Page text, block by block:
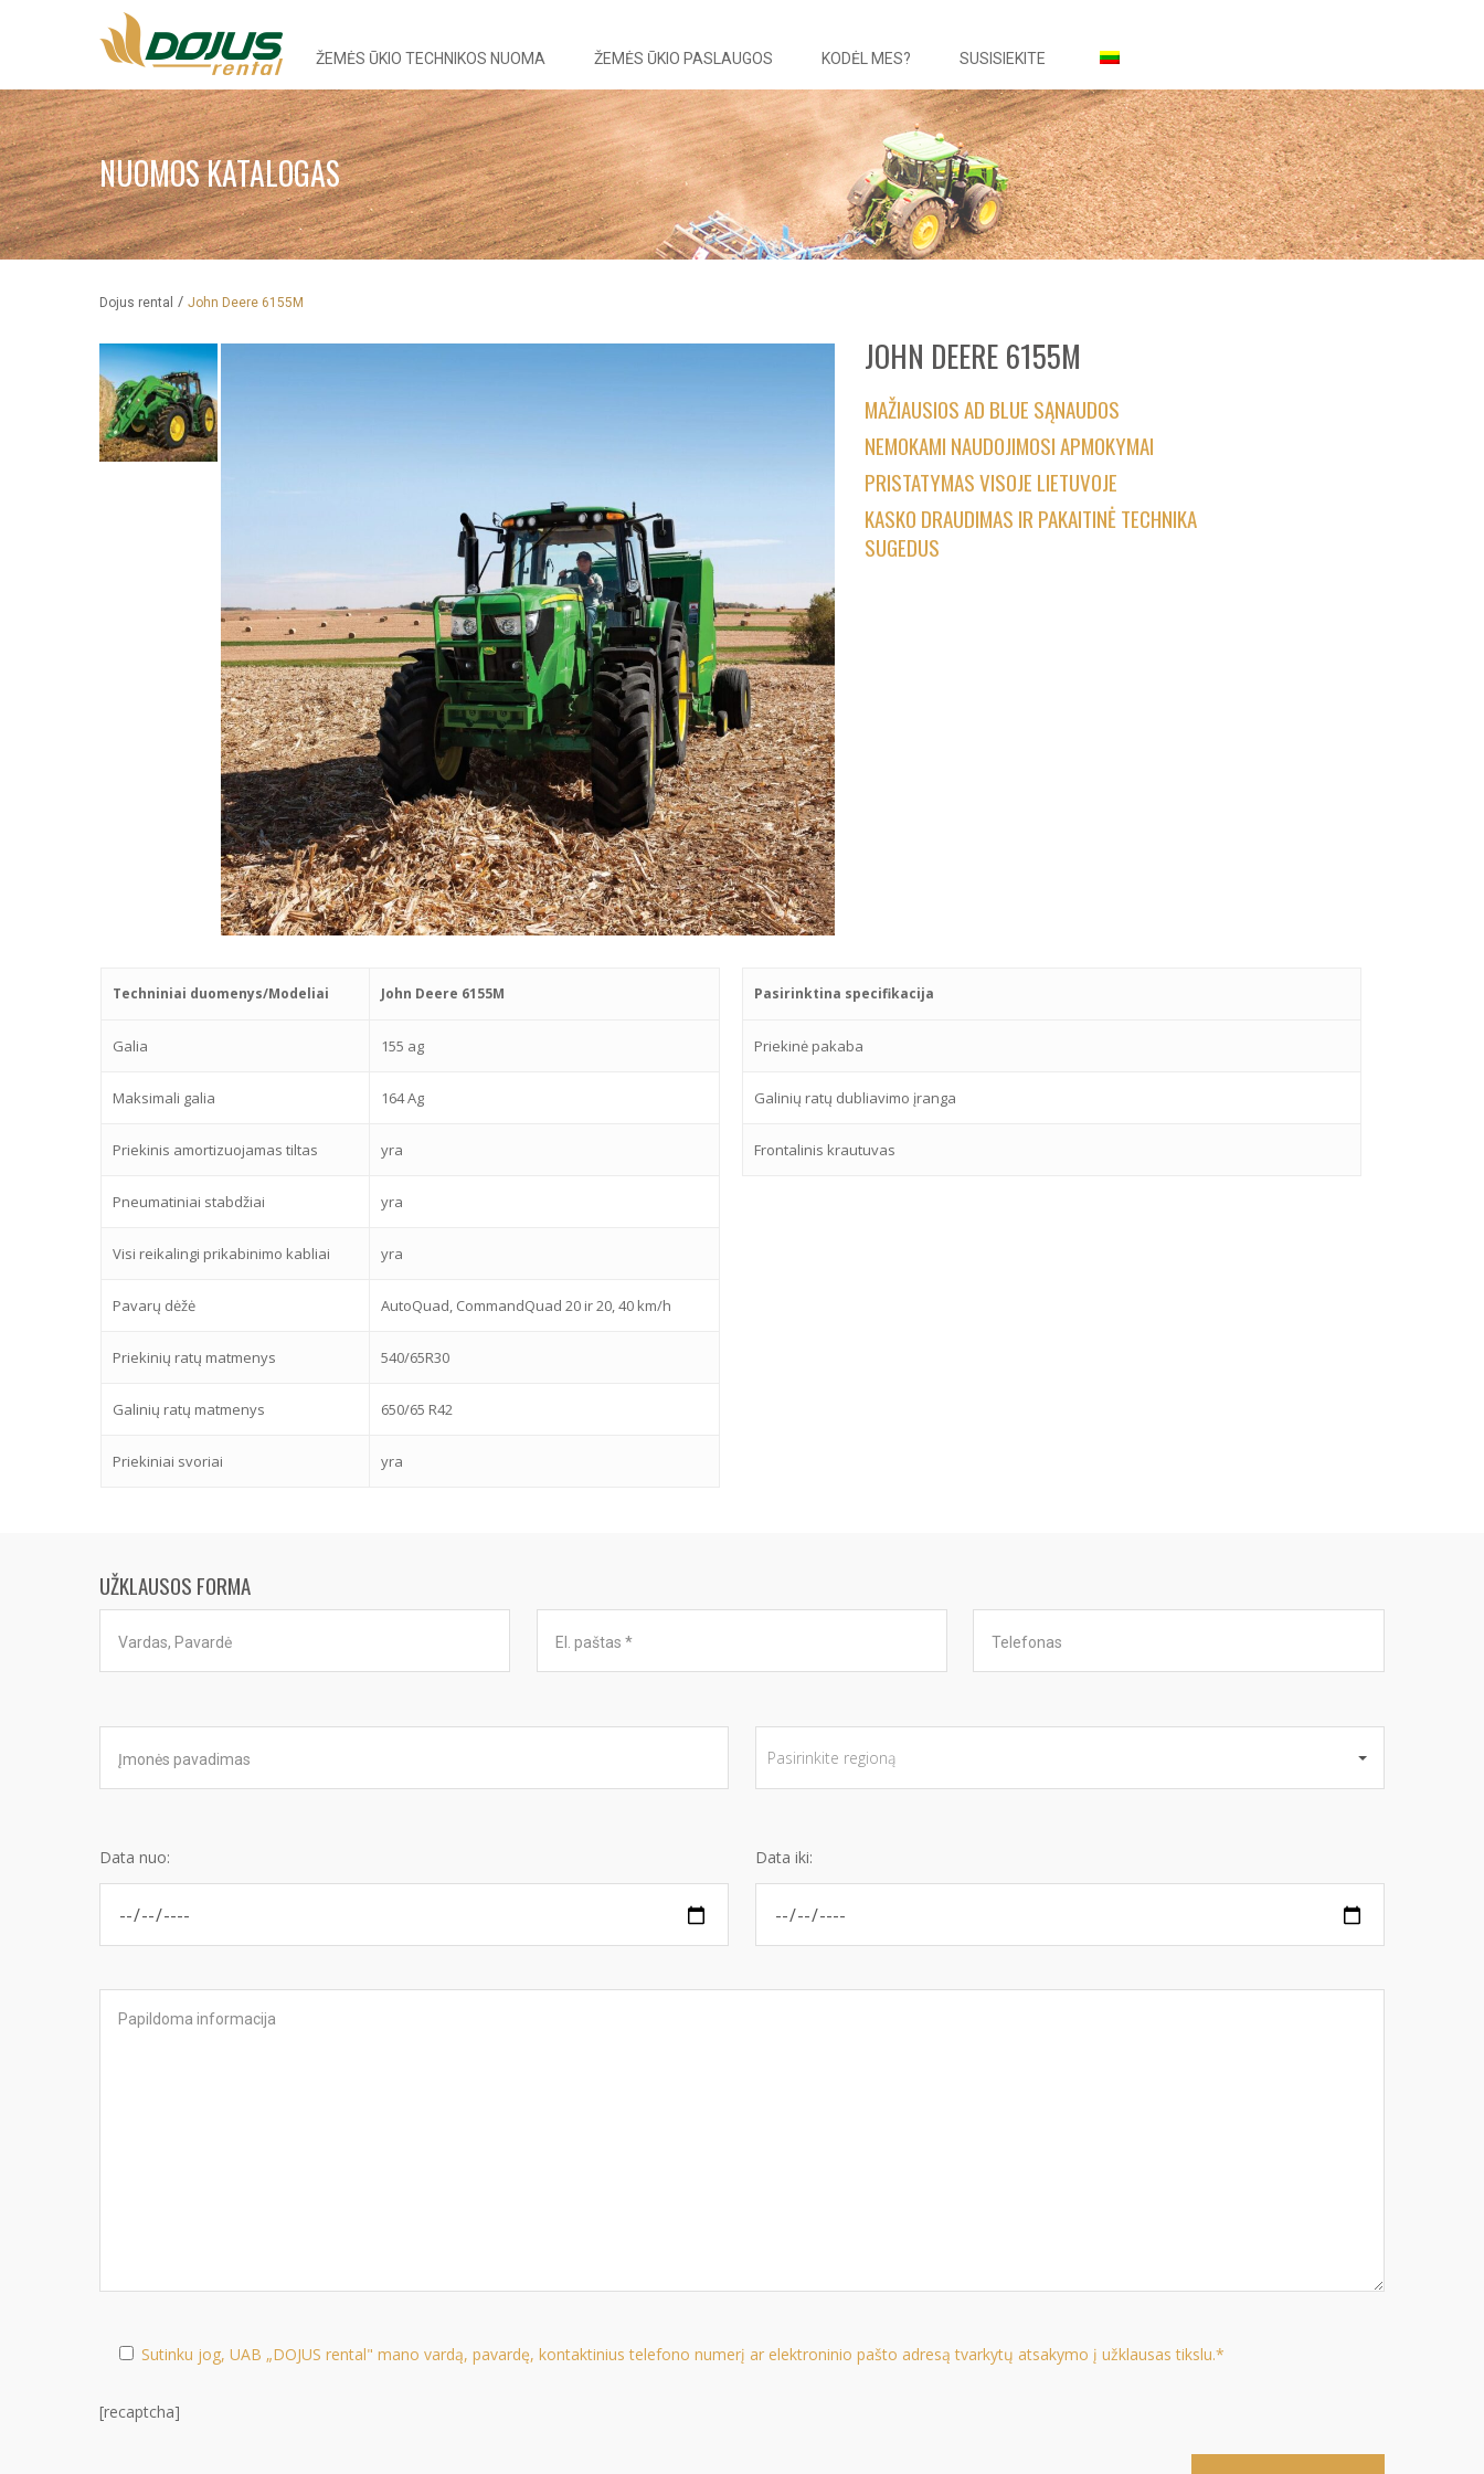
ŽEMĖS ŪKIO TECHNIKOS NUOMA ŽEMĖS ŪKIO PASLAUGOS KODĖL MES? SUSISIEKITE
NUOMOS KATALOGAS
Dojus rental / John Deere 6155M
JOHN DEERE 6155M
MAŽIAUSIOS AD BLUE SĄNAUDOS
NEMOKAMI NAUDOJIMOSI APMOKYMAI
PRISTATYMAS VISOJE LIETUVOJE
KASKO DRAUDIMAS IR PAKAITINĖ TECHNIKA
SUGEDUS
Techniniai duomenys/Modeliai John Deere 6155M
Galia 155 ag
Maksimali galia 164 Ag
Priekinis amortizuojamas tiltas yra
Pneumatiniai stabdžiai yra
Visi reikalingi prikabinimo kabliai yra
Pavarų dėžė AutoQuad, CommandQuad 20 ir 20, 40 km/h
Priekinių ratų matmenys 540/65R30
Galinių ratų matmenys 650/65 R42
Priekiniai svoriai yra
Pasirinktina specifikacija
Priekinė pakaba
Galinių ratų dubliavimo įranga
Frontalinis krautuvas
UŽKLAUSOS FORMA
Data nuo: Data iki:
Sutinku jog, UAB „DOJUS rental" mano vardą, pavardę, kontaktinius telefono numerį ar elektroninio pašto adresą tvarkytų atsakymo į užklausas tikslu.*
[recaptcha]